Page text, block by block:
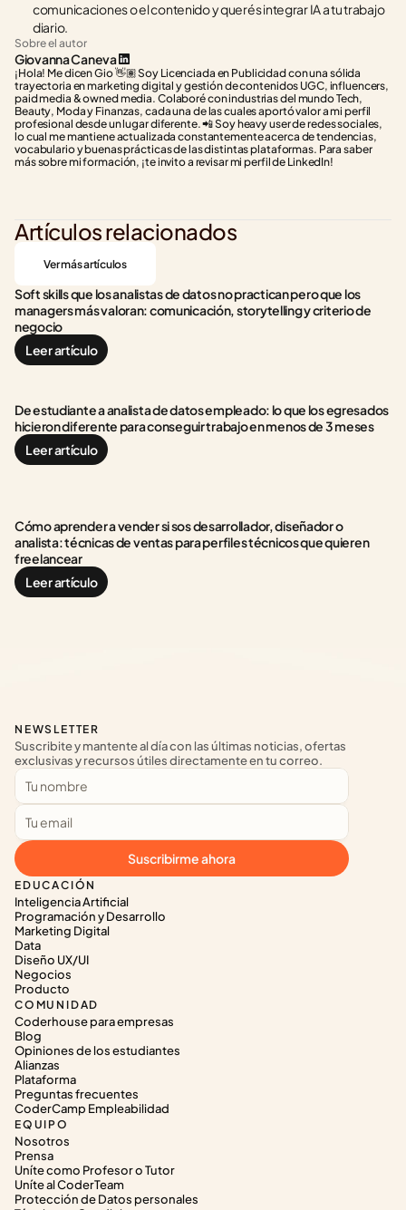
comunicaciones o el contenido y querés integrar IA a tu trabajo
diario.
Sobre el autor
Giovanna Caneva
¡Hola! Me dicen Gio 👋🏽 Soy Licenciada en Publicidad con una sólida
trayectoria en marketing digital y gestión de contenidos UGC, influencers,
paid media & owned media. Colaboré con industrias del mundo Tech,
Beauty, Moda y Finanzas, cada una de las cuales aportó valor a mi perfil
profesional desde un lugar diferente. 📲 Soy heavy user de redes sociales,
lo cual me mantiene actualizada constantemente acerca de tendencias,
vocabulario y buenas prácticas de las distintas plataformas. Para saber
más sobre mi formación, ¡te invito a revisar mi perfil de LinkedIn!
Artículos relacionados
Ver más artículos
Soft skills que los analistas de datos no practican pero que los
managers más valoran: comunicación, storytelling y criterio de
negocio
Leer artículo
De estudiante a analista de datos empleado: lo que los egresados
hicieron diferente para conseguir trabajo en menos de 3 meses
Leer artículo
Cómo aprender a vender si sos desarrollador, diseñador o
analista: técnicas de ventas para perfiles técnicos que quieren
freelancear
Leer artículo
EDUCACIÓN
Inteligencia Artificial
Programación y Desarrollo
Marketing Digital
Data
Diseño UX/UI
Negocios
Producto
COMUNIDAD
Coderhouse para empresas
Blog
Opiniones de los estudiantes
Alianzas
Plataforma
Preguntas frecuentes
CoderCamp Empleabilidad
EQUIPO
Nosotros
Prensa
Uníte como Profesor o Tutor
Uníte al CoderTeam
Protección de Datos personales
NEWSLETTER
Suscribite y mantente al día con las últimas noticias, ofertas
exclusivas y recursos útiles directamente en tu correo.
Suscribirme ahora